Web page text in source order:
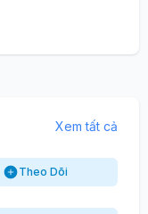
Xem tất cả
Theo Dõi